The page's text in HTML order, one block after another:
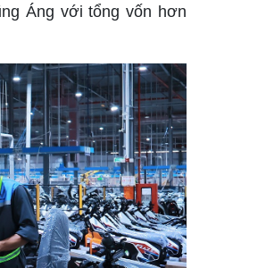
Áng với tổng vốn hơn